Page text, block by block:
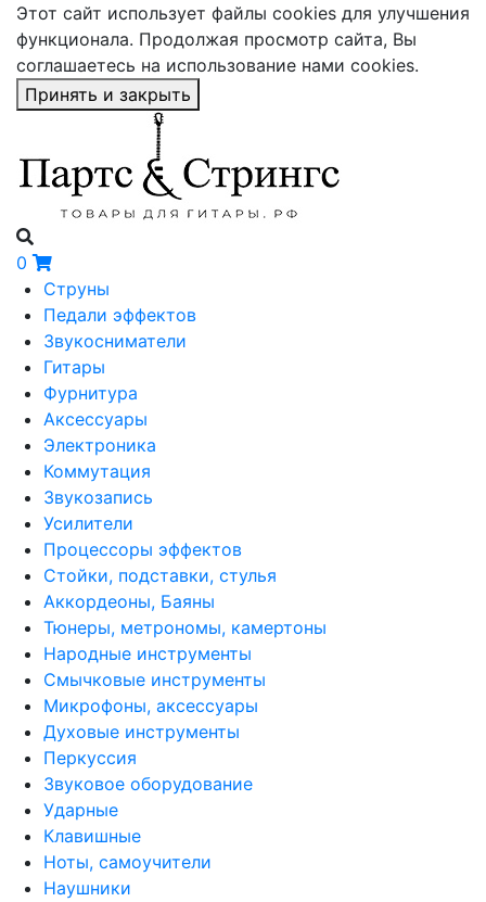
Этот сайт использует файлы cookies для улучшения
функционала. Продолжая просмотр сайта, Вы
соглашаетесь на использование нами cookies.
Принять и закрыть
0
Струны
Педали эффектов
Звукосниматели
Гитары
Фурнитура
Аксессуары
Электроника
Коммутация
Звукозапись
Усилители
Процессоры эффектов
Стойки, подставки, стулья
Аккордеоны, Баяны
Тюнеры, метрономы, камертоны
Народные инструменты
Смычковые инструменты
Микрофоны, аксессуары
Духовые инструменты
Перкуссия
Звуковое оборудование
Ударные
Клавишные
Ноты, самоучители
Наушники